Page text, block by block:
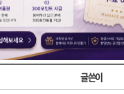
글쓴이